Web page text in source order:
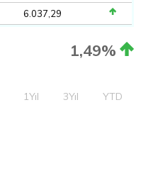
6.037,29
1,49%
1Yıl 3Yıl YTD